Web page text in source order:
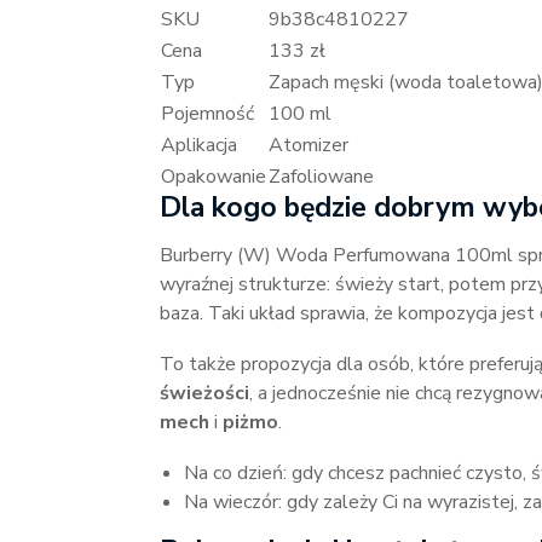
SKU
9b38c4810227
Cena
133 zł
Typ
Zapach męski (woda toaletowa)
Pojemność
100 ml
Aplikacja
Atomizer
OpakowanieZafoliowane
Dla kogo będzie dobrym
Burberry (W) Woda Perfumowana 100ml
wyraźnej strukturze: świeży start, potem
baza. Taki układ sprawia, że kompozycja
To także propozycja dla osób, które
świeżości, a jednocześnie nie chcą
mech i piżmo.
Na co dzień: gdy chcesz pachnieć czysto,
Na wieczór: gdy zależy Ci na wyrazistej,